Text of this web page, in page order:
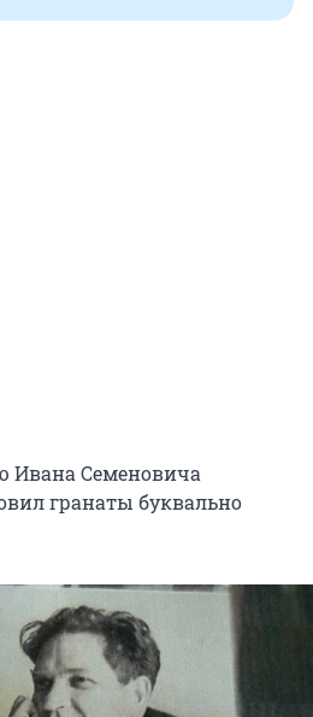
Ивана Семеновича
гранаты буквально